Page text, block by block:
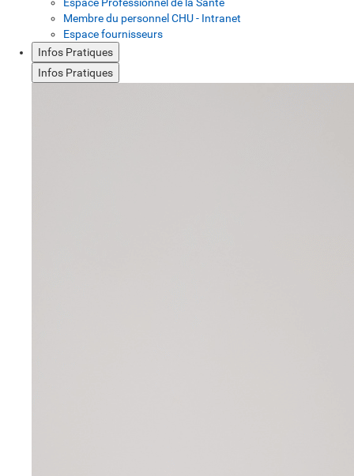
Membre du personnel CHU - Intranet
Espace fournisseurs
Infos Pratiques
Infos Pratiques